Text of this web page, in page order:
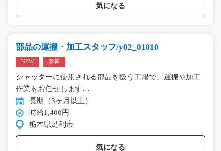
気になる
部品の運搬・加工スタッフ/y02_01810
NEW 急募
シャッターに使用される部品を扱う工場で、運搬や加工
作業をお任せします…
長期（3ヶ月以上）
時給1,400円
栃木県足利市
気になる